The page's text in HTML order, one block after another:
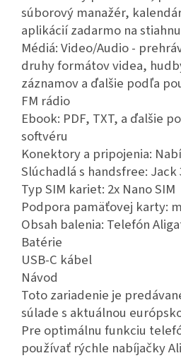
súborový manažér,
aplikácií zadarmo na
Médiá: Video/Audio -
druhy formátov videa,
záznamov a ďalšie podľa
FM rádio
Ebook: PDF, TXT, a ďalšie
softvéru
Konektory a pripojenia:
Slúchadlá s handsfree: Jack
Typ SIM kariet: 2x Nano SIM
Podpora pamäťovej karty:
Obsah balenia: Telefón
Batérie
USB-C kábel
Návod
Toto zariadenie je
súlade s aktuálnou
Pre optimálnu funkciu
používať rýchle nabíjačky